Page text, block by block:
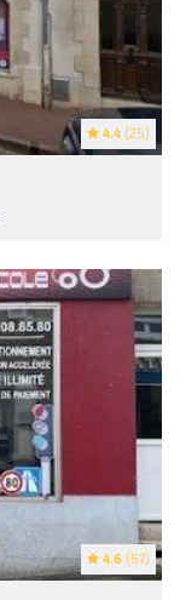
4.4 (25)
4.6 (57)